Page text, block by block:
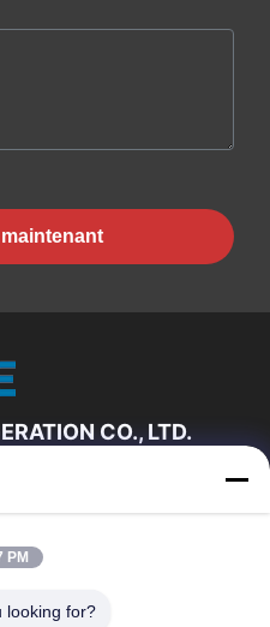
CO., LTD.
Au Sujet De Nous
Contrôle De Qualité
PM
looking for?